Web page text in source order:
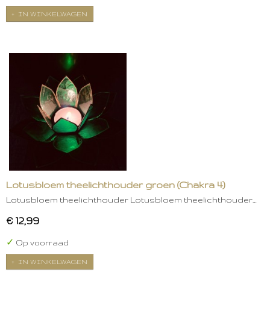
IN WINKELWAGEN
Lotusbloem theelichthouder groen (Chakra 4)
Lotusbloem theelichthouder Lotusbloem theelichthouder…
€ 12,99
✓ Op voorraad
IN WINKELWAGEN